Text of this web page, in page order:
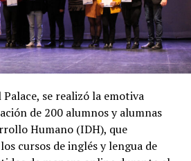
se realizó la emotiva
de 200 alumnos y alumnas
Humano (IDH), que
cursos de inglés y lengua de